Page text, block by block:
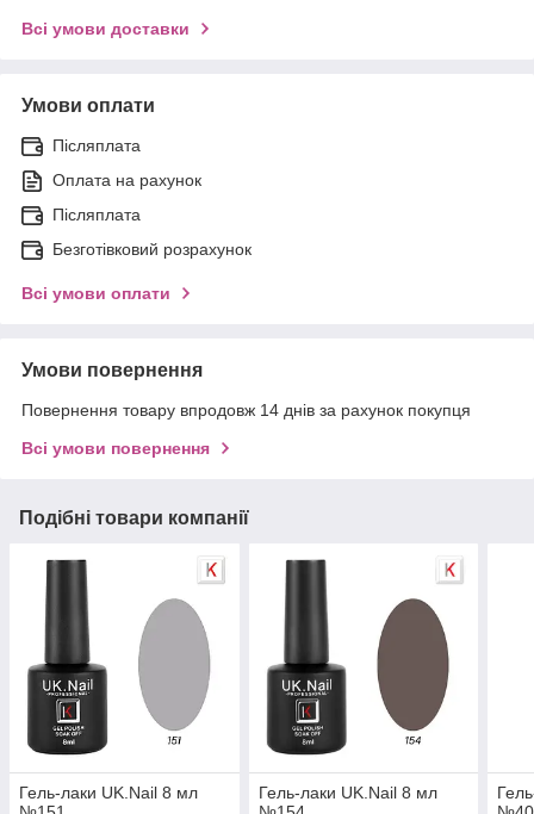
Всі умови доставки
Умови оплати
Післяплата
Оплата на рахунок
Післяплата
Безготівковий розрахунок
Всі умови оплати
Умови повернення
Повернення товару впродовж 14 днів за рахунок покупця
Всі умови повернення
Подібні товари компанії
Гель-лаки UK.Nail 8 мл
Гель-лаки UK.Nail 8 мл